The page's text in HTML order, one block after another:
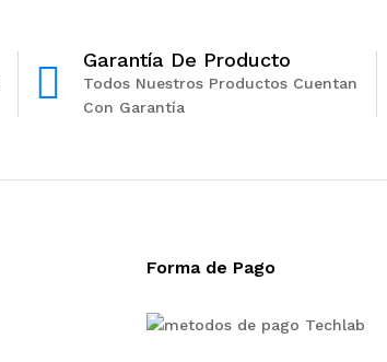
Garantía De Producto
Todos Nuestros Productos Cuentan
Con Garantía
Forma de Pago